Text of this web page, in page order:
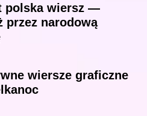
polska wiersz —
przez narodową
wiersze graficzne